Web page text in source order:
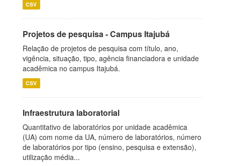
CSV
Projetos de pesquisa - Campus Itajubá
Relação de projetos de pesquisa com título, ano,
vigência, situação, tipo, agência financiadora e unidade
acadêmica no campus Itajubá.
CSV
Infraestrutura laboratorial
Quantitativo de laboratórios por unidade acadêmica
(UA) com nome da UA, número de laboratórios, número
de laboratórios por tipo (ensino, pesquisa e extensão),
utilização média...